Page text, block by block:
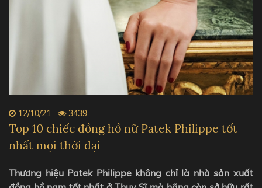
12/10/21 3439
Top 10 chiếc đồng hồ nữ Patek Philippe tốt
nhất mọi thời đại
Thương hiệu Patek Philippe không chỉ là nhà sản xuất